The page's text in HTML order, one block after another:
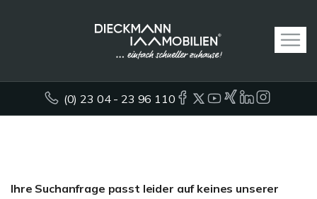
(0) 23 04 - 23 96 110
Ihre Suchanfrage passt leider auf keines unserer